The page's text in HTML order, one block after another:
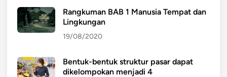
Rangkuman BAB 1 Manusia Tempat dan
Lingkungan
19/08/2020
Bentuk-bentuk struktur pasar dapat
dikelompokan menjadi 4